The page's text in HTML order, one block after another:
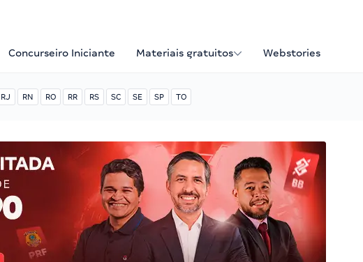
Concurseiro Iniciante Materiais gratuitos Webstories
RJ RN RO RR RS SC SE SP TO